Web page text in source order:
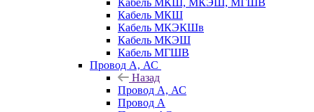
Кабель МКШ, МКЭШ, МГШВ
Кабель МКШ
Кабель МКЭКШв
Кабель МКЭШ
Кабель МГШВ
Провод А, АС
Назад
Провод А, АС
Провод А